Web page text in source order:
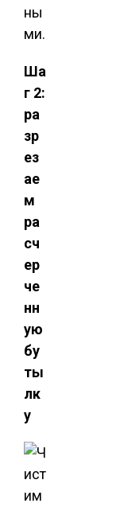
ны
ми.
Ша
г 2:
ра
зр
ез
ае
м
ра
сч
ер
че
нн
ую
бу
ты
лк
у